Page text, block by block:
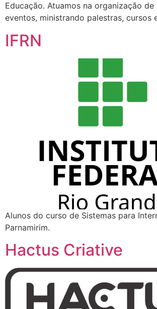
Educação. Atuamos na organização
eventos, ministrando palestras, cursos
IFRN
Alunos do curso de Sistemas para
Parnamirim.
Hactus Criative